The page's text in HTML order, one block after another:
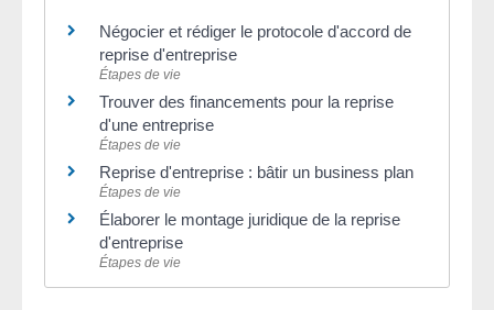
Négocier et rédiger le protocole d'accord de
reprise d'entreprise
Étapes de vie
Trouver des financements pour la reprise
d'une entreprise
Étapes de vie
Reprise d'entreprise : bâtir un business plan
Étapes de vie
Élaborer le montage juridique de la reprise
d'entreprise
Étapes de vie